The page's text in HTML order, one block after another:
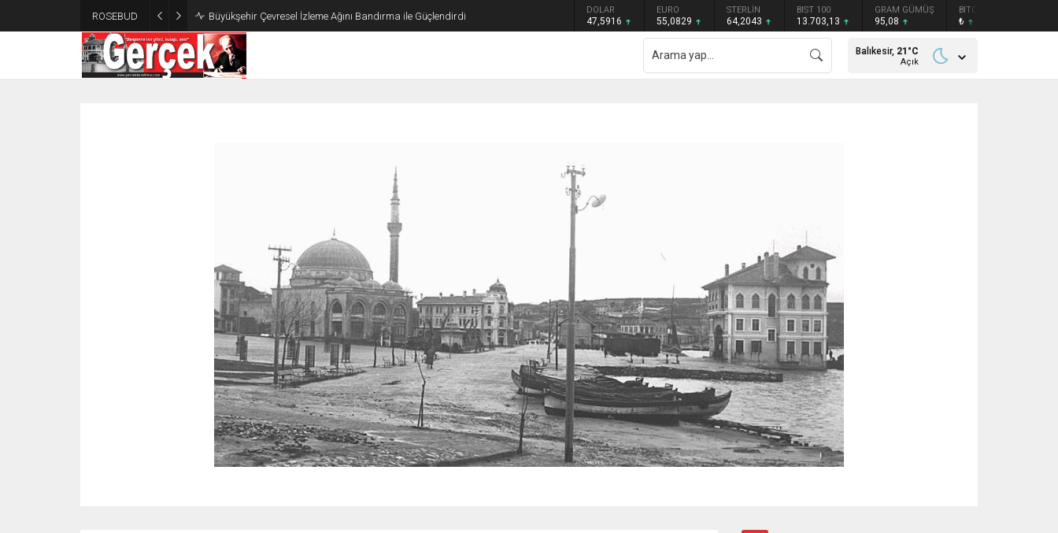
ROSEBUD Büyükşehir Çevresel İzleme Ağını Bandırma ile Güçlendirdi DOLAR
47,5916
EURO
55,0829
STERLİN
64,2043
BIST 100
13.703,13
GRAM GÜMÜŞ
95,08
BITCOIN
₺
Balıkesir, 21 °C
Açık